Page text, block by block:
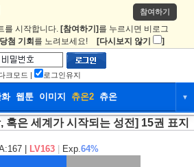
참여하기
를 시작합니다. [참여하기] 를 누르시면 비로그
첨 기회 를 노려보세요! [다시보지 않기 ]
크모드 | 로그인유지
웹툰 이미지 츄온2 츄온 ▼
스 커뮤니티 애니만화
지 츄온2
혹은 세계가 시작되는 성전] 15권 표지
| LV163 Exp.64%